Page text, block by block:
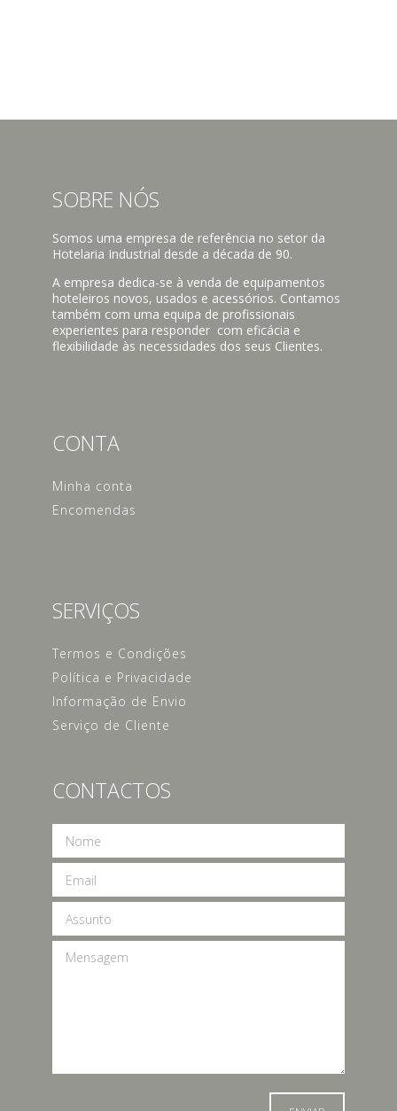
SOBRE NÓS
Somos uma empresa de referência no setor da
Hotelaria Industrial desde a década de 90.
A empresa dedica-se à venda de equipamentos
hoteleiros novos, usados e acessórios. Contamos
também com uma equipa de profissionais
experientes para responder com eficácia e
flexibilidade às necessidades dos seus Clientes.
CONTA
Minha conta
Encomendas
SERVIÇOS
Termos e Condições
Política e Privacidade
Informação de Envio
Serviço de Cliente
CONTACTOS